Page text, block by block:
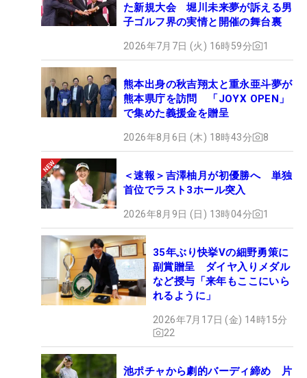
た新規大会 堀川未来夢が訴える男
子ゴルフ界の実情と開催の舞台裏
2026年7月7日 (火) 16時59分 1
熊本出身の秋吉翔太と重永亜斗夢が
熊本県庁を訪問 「JOYX OPEN」
で集めた義援金を贈呈
2026年8月6日 (木) 18時43分 8
＜速報＞吉澤柚月が初優勝へ 単独
首位でラスト3ホール突入
2026年8月9日 (日) 13時04分 1
35年ぶり快挙Vの細野勇策に
副賞贈呈 ダイヤ入りメダル
など授与「来年もここにいら
れるように」
2026年7月17日 (金) 14時15分
22
池ポチャから劇的バーディ締め 片